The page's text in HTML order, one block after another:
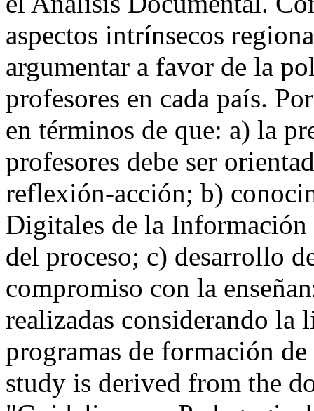
aspectos intrínsecos
argumentar a favor de la
profesores en cada país.
en términos de que: a) la
profesores debe ser
reflexión-acción; b)
Digitales de la Información
del proceso; c) desarrollo
compromiso con la
realizadas considerando la
programas de formación
study is derived from the